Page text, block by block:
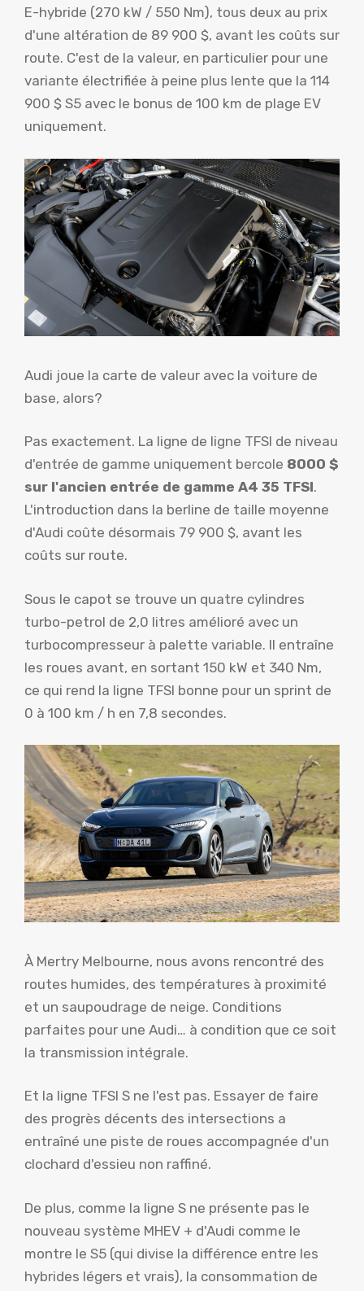
E-hybride (270 kW / 550 Nm), tous deux au prix
d'une altération de 89 900 $, avant les coûts sur
route. C'est de la valeur, en particulier pour une
variante électrifiée à peine plus lente que la 114
900 $ S5 avec le bonus de 100 km de plage EV
uniquement.
Audi joue la carte de valeur avec la voiture de
base, alors?
Pas exactement. La ligne de ligne TFSI de niveau
d'entrée de gamme uniquement bercole 8000 $
sur l'ancien entrée de gamme A4 35 TFSI.
L'introduction dans la berline de taille moyenne
d'Audi coûte désormais 79 900 $, avant les
coûts sur route.
Sous le capot se trouve un quatre cylindres
turbo-petrol de 2,0 litres amélioré avec un
turbocompresseur à palette variable. Il entraîne
les roues avant, en sortant 150 kW et 340 Nm,
ce qui rend la ligne TFSI bonne pour un sprint de
0 à 100 km / h en 7,8 secondes.
À Mertry Melbourne, nous avons rencontré des
routes humides, des températures à proximité
et un saupoudrage de neige. Conditions
parfaites pour une Audi… à condition que ce soit
la transmission intégrale.
Et la ligne TFSI S ne l'est pas. Essayer de faire
des progrès décents des intersections a
entraîné une piste de roues accompagnée d'un
clochard d'essieu non raffiné.
De plus, comme la ligne S ne présente pas le
nouveau système MHEV + d'Audi comme le
montre le S5 (qui divise la différence entre les
hybrides légers et vrais), la consommation de